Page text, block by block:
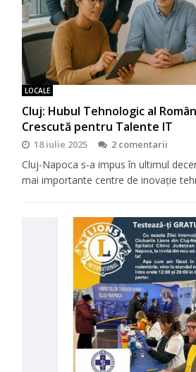
LOCALE
Cluj: Hubul Tehnologic al
Crescută pentru Talente IT
18 iulie 2025 2 comentarii
Cluj-Napoca s-a impus în ultimul
mai importante centre de inovație